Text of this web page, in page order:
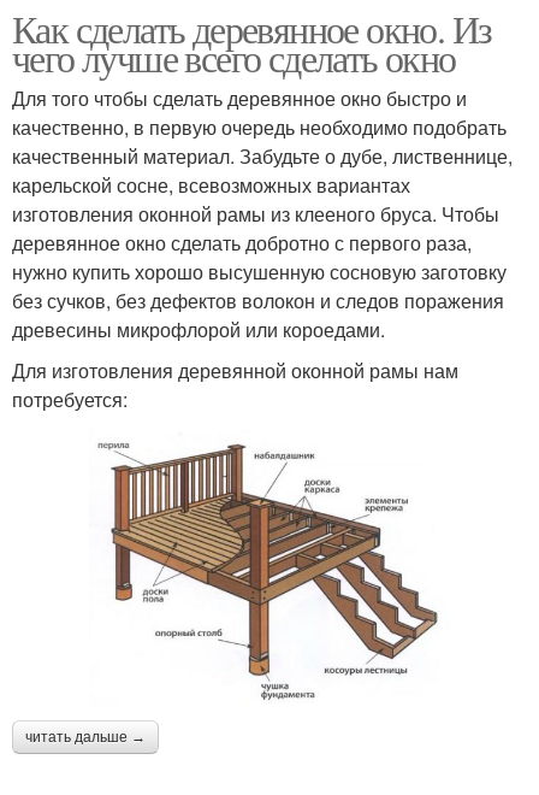
Как сделать деревянное окно. Из
чего лучше всего сделать окно
Для того чтобы сделать деревянное окно быстро и
качественно, в первую очередь необходимо подобрать
качественный материал. Забудьте о дубе, лиственнице,
карельской сосне, всевозможных вариантах
изготовления оконной рамы из клееного бруса. Чтобы
деревянное окно сделать добротно с первого раза,
нужно купить хорошо высушенную сосновую заготовку
без сучков, без дефектов волокон и следов поражения
древесины микрофлорой или короедами.
Для изготовления деревянной оконной рамы нам
потребуется:
читать дальше →